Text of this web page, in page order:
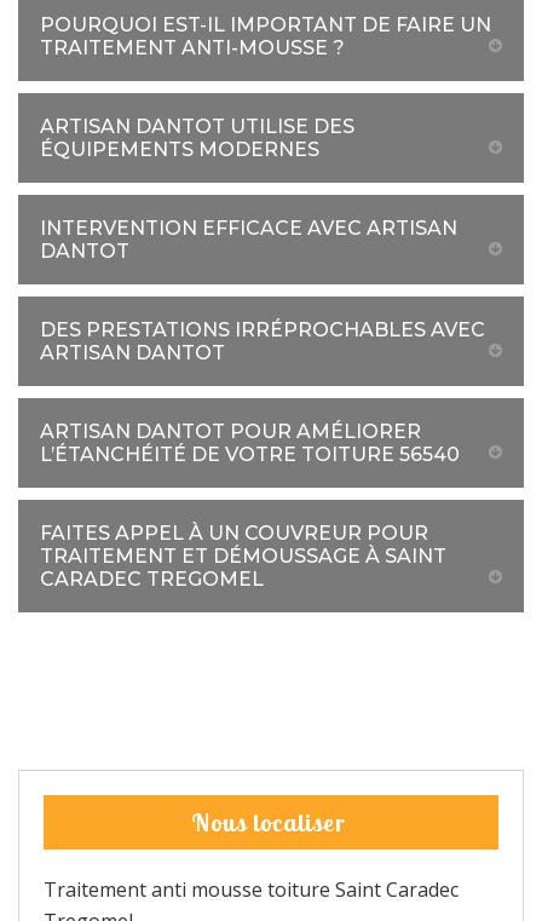
POURQUOI EST-IL IMPORTANT DE FAIRE UN
TRAITEMENT ANTI-MOUSSE ?
ARTISAN DANTOT UTILISE DES
ÉQUIPEMENTS MODERNES
INTERVENTION EFFICACE AVEC ARTISAN
DANTOT
DES PRESTATIONS IRRÉPROCHABLES AVEC
ARTISAN DANTOT
ARTISAN DANTOT POUR AMÉLIORER
L’ÉTANCHÉITÉ DE VOTRE TOITURE 56540
FAITES APPEL À UN COUVREUR POUR
TRAITEMENT ET DÉMOUSSAGE À SAINT
CARADEC TREGOMEL
Nous localiser
Traitement anti mousse toiture Saint Caradec